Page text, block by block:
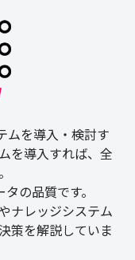
ムを導入・検討す
を導入すれば、全
の品質です。
ナレッジシステム
策を解説していま